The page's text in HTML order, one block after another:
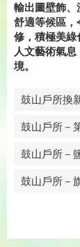
輸出圖壁飾、
舒適等候區，
修，積極美綠
人文藝術氣
境。
鼓山戶所換
鼓山戶所－
鼓山戶所－
鼓山戶所－